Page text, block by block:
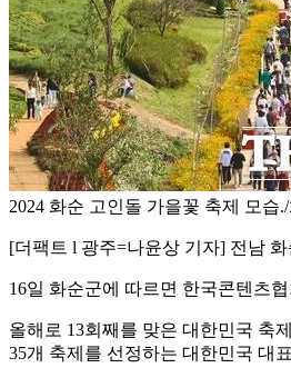
2024 화순 고인돌 가을꽃 축제 모습
[더팩트 l 광주=나윤상 기자] 전남
16일 화순군에 따르면 한국콘텐츠
올해로 13회째를 맞은 대한민국 축
35개 축제를 선정하는 대한민국 대